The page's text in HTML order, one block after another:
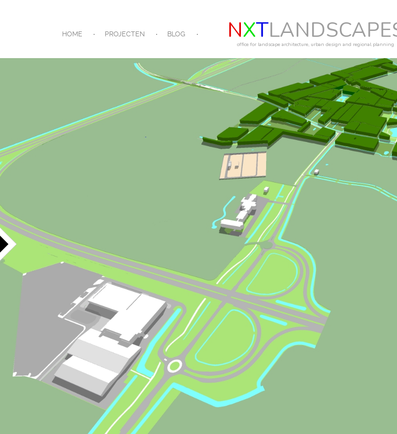
HOME PROJECTEN BLOG NXT
office for landscape architecture, urban design and regional planning